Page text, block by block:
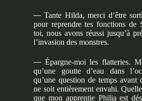
—Tante Hilda, merci d’être
pour reprendre tes fonctions de
toi, nous avons réussi jusqu’à
l’invasion des monstres.
— Épargne-moi les flatteries.
qu’une goutte d’eau dans
qu’une question de temps avant
ne soit entièrement envahi.
que mon apprentie Philia est